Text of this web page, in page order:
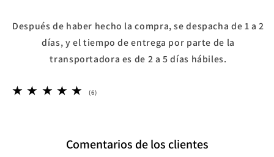
Después de haber hecho la compra, se despacha de 1 a 2
días, y el tiempo de entrega por parte de la
transportadora es de 2 a 5 días hábiles.
(6)6
Comentarios de los clientes